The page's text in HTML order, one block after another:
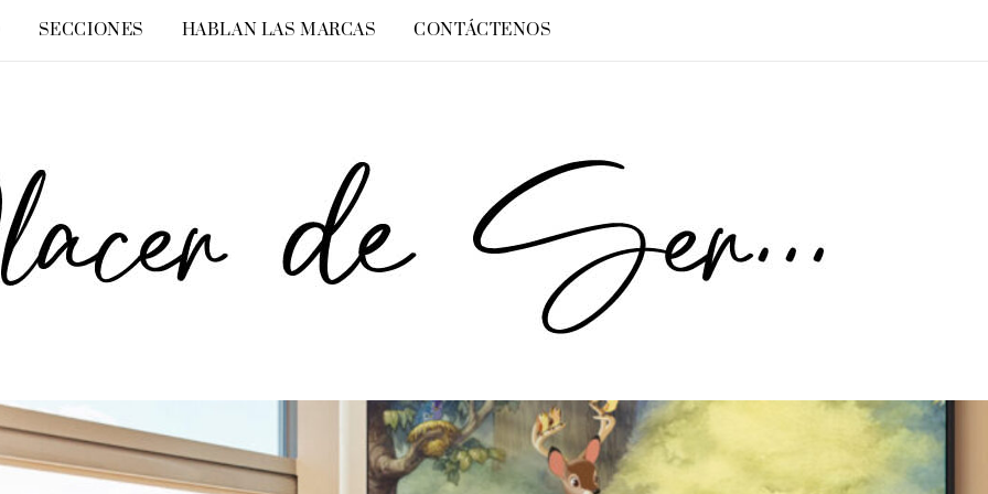
SECCIONES HABLAN LAS MARCAS CONTÁCTENOS